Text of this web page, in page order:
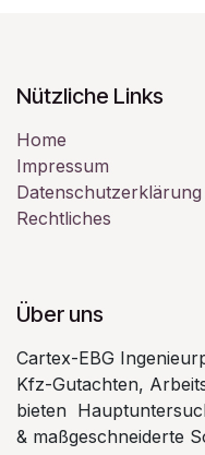
Nützliche Links
Home
Impressum
Datenschutzerklärung
Rechtliches
Über uns
Cartex-EBG
Kfz-Gutachten,
bieten
& maßgeschneiderte